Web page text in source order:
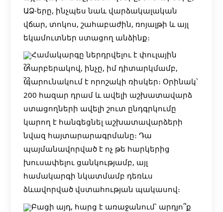
ԱՁ-երը, ինչպես նաև վարձակալական
վճար, տոկոս, շահաբաժին, ռոյալթի և այլ
եկամուտներ ստացող անձինք։
Համակարգը ներդրվելու է փուլային
տարբերակով, ինչը, իմ դիտարկմամբ,
պարունակում է որոշակի ռիսկեր։ Օրինակ՝
200 հազար դրամ և ավելի աշխատավարձ
ստացողների ավելի շուտ ընդգրկումը
կարող է հանգեցնել աշխատավարձերի
նվազ հայտարարագրմանը։ Դա
պայմանավորված է ոչ թե հարկերից
խուսափելու ցանկությամբ, այլ
համակարգի նկատմամբ դեռևս
ձևավորված վստահության պակասով։
Բացի այդ, հարց է առաջանում՝ արդյո՞ք